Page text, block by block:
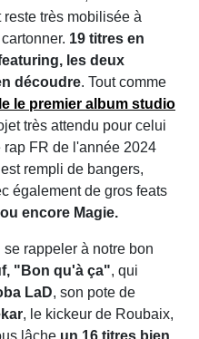
très mobilisée à
19 titres en
les deux
découdre. Tout comme
le premier album studio
très attendu pour celui
FR de l'année 2024
rempli de bangers,
également de gros feats
encore Magie.
rappeler à notre bon
"Bon qu'à ça", qui
LaD, son pote de
, le kickeur de Roubaix,